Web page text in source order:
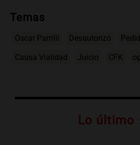
Temas
Oscar Parrilli Desautorizó
Causa Vialidad Juicio CFK
Lo último